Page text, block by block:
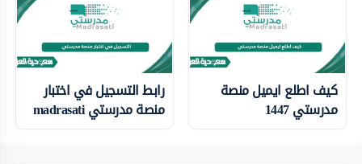
كيف اطلع ايميل منصة
مدرستي 1447
رابط التسجيل في اختبار
منصة مدرستي madrasati